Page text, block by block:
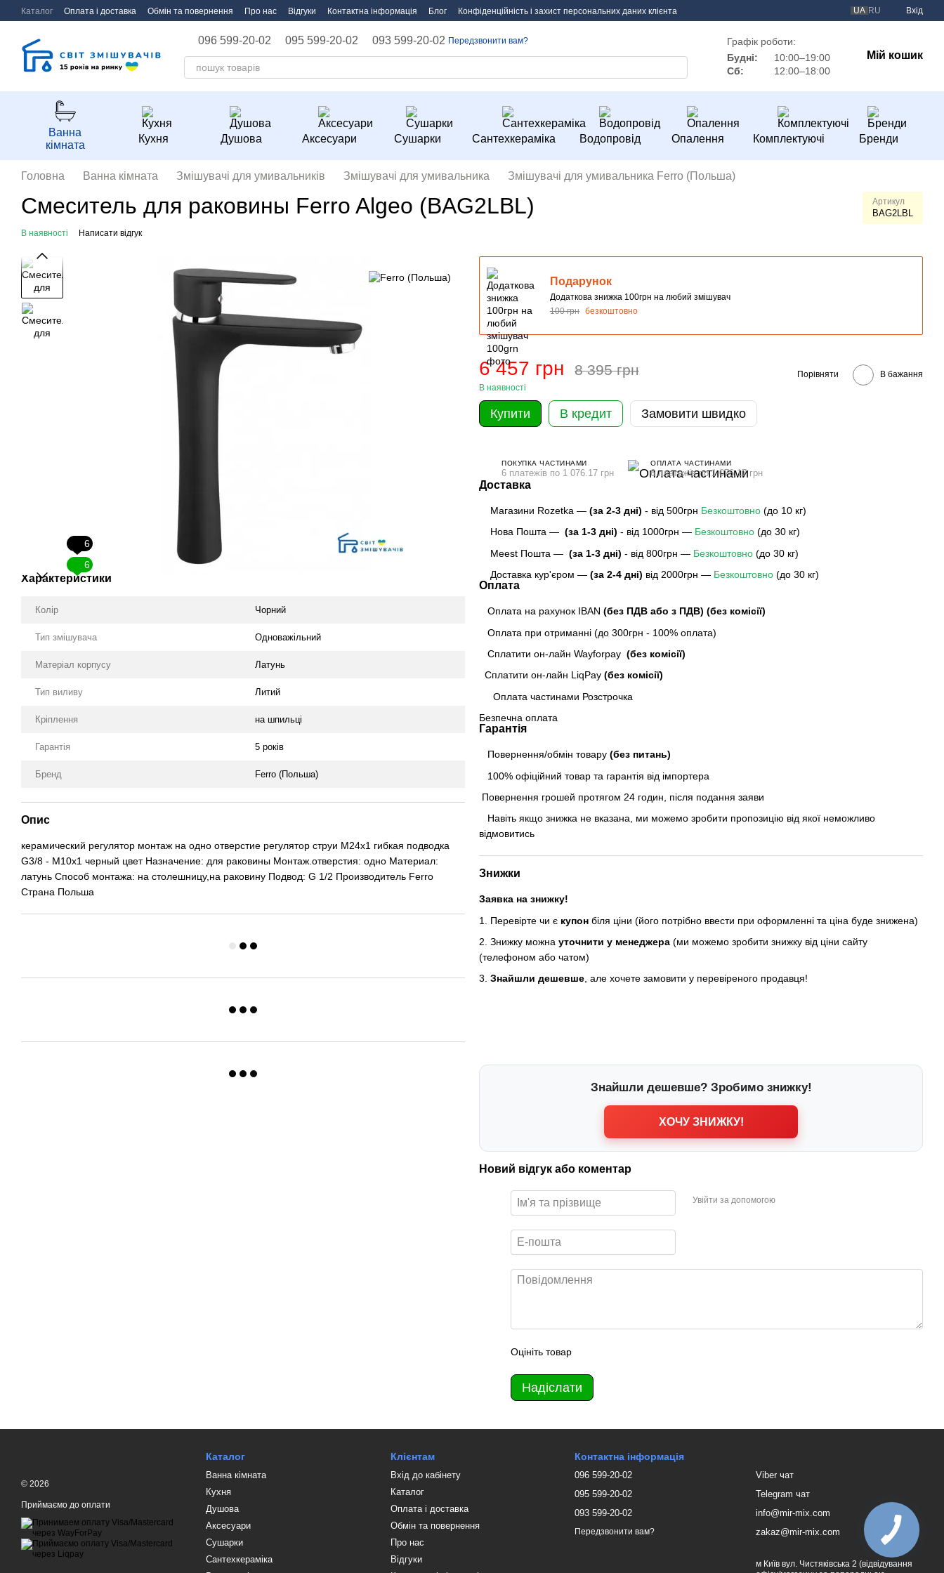
Перейти до основного контенту
Каталог Оплата і доставка Обмін та повернення Про нас Відгуки Контактна інформація Блог Конфіденційність і захист персональних даних клієнта UA RU Вхід
096 599-20-02 095 599-20-02 093 599-20-02 Передзвонити вам?
Графік роботи:
Будні:
10:00–19:00
Сб:
12:00–18:00
Мій кошик
Ванна
кімната
Кухня Душова Аксесуари Сушарки Сантехкераміка Водопровід Опалення Комплектуючі Бренди
Головна Ванна кімната Змішувачі для умивальників Змішувачі для умивальника Змішувачі для умивальника Ferro (Польша)
Смеситель для раковины Ferro Algeo (BAG2LBL) Артикул
BAG2LBL
В наявності Написати відгук
6
6
Характеристики
Колір Чорний
Тип змішувача Одноважільний
Матеріал корпусу Латунь
Тип виливу Литий
Кріплення на шпильці
Гарантія 5 років
Бренд Ferro (Польша)
Опис
керамический регулятор монтаж на одно отверстие регулятор струи M24x1 гибкая подводка
G3/8 - M10x1 черный цвет Назначение: для раковины Монтаж.отверстия: одно Материал:
латунь Способ монтажа: на столешницу,на раковину Подвод: G 1/2 Производитель Ferro
Страна Польша
Подарунок
Додаткова знижка 100грн на любий змішувач
100 грн безкоштовно
6 457 грн 8 395 грн
В наявності
Порівняти В бажання
Купити В кредит Замовити швидко
ПОКУПКА ЧАСТИНАМИ
6 платежів по 1 076.17 грн
ОПЛАТА ЧАСТИНАМИ
6 платежів по 1 076.17 грн
Доставка
Магазини Rozetka — (за 2-3 дні) - від 500грн Безкоштовно (до 10 кг)
Нова Пошта — (за 1-3 дні) - від 1000грн — Безкоштовно (до 30 кг)
Meest Пошта — (за 1-3 дні) - від 800грн — Безкоштовно (до 30 кг)
Доставка кур'єром — (за 2-4 дні) від 2000грн — Безкоштовно (до 30 кг)
Оплата
Оплата на рахунок IBAN (без ПДВ або з ПДВ) (без комісії)
Оплата при отриманні (до 300грн - 100% оплата)
Сплатити он-лайн Wayforpay (без комісії)
Сплатити он-лайн LiqPay (без комісії)
Оплата частинами Розстрочка
Безпечна оплата
Гарантія
Повернення/обмін товару (без питань)
100% офіційний товар та гарантія від імпортера
Повернення грошей протягом 24 годин, після подання заяви
Навіть якщо знижка не вказана, ми можемо зробити пропозицію від якої неможливо
відмовитись
Знижки
Заявка на знижку!
1. Перевірте чи є купон біля ціни (його потрібно ввести при оформленні та ціна буде знижена)
2. Знижку можна уточнити у менеджера (ми можемо зробити знижку від ціни сайту
(телефоном або чатом)
3. Знайшли дешевше, але хочете замовити у перевіреного продавця!
Знайшли дешевше? Зробимо знижку!
ХОЧУ ЗНИЖКУ!
Новий відгук або коментар
Увійти за допомогою
Оцініть товар
Надіслати
© 2026
Приймаємо до оплати
Каталог
Ванна кімната
Кухня
Душова
Аксесуари
Сушарки
Сантехкераміка
Клієнтам
Вхід до кабінету
Каталог
Оплата і доставка
Обмін та повернення
Про нас
Відгуки
Контактна інформація
096 599-20-02
095 599-20-02
093 599-20-02
Передзвонити вам?
Viber чат
Telegram чат
info@mir-mix.com
zakaz@mir-mix.com
м Київ вул. Чистяківська 2 (відвідування